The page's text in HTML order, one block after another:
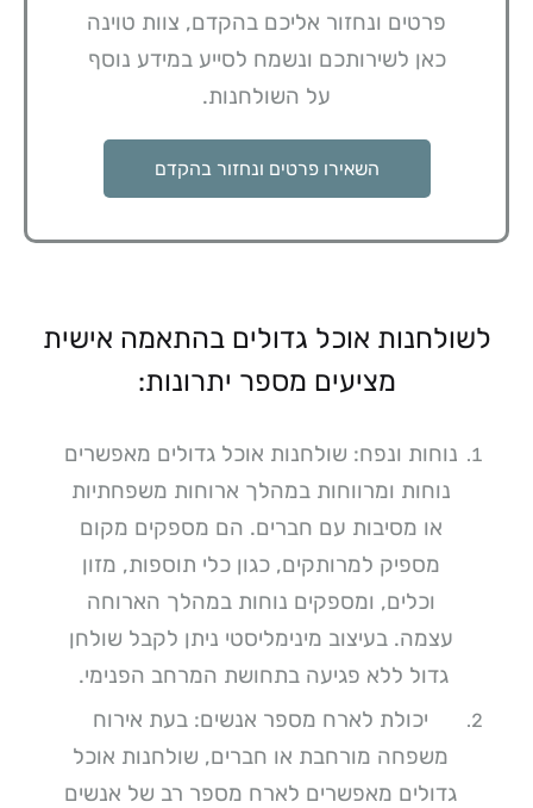
פרטים ונחזור אליכם בהקדם, צוות טוינה
כאן לשירותכם ונשמח לסייע במידע נוסף
על השולחנות.
השאירו פרטים ונחזור בהקדם
לשולחנות אוכל גדולים בהתאמה אישית
מציעים מספר יתרונות:
נוחות ונפח: שולחנות אוכל גדולים מאפשרים
נוחות ומרווחות במהלך ארוחות משפחתיות
או מסיבות עם חברים. הם מספקים מקום
מספיק למרותקים, כגון כלי תוספות, מזון
וכלים, ומספקים נוחות במהלך הארוחה
עצמה. בעיצוב מינימליסטי ניתן לקבל שולחן
גדול ללא פגיעה בתחושת המרחב הפנימי.
יכולת לארח מספר אנשים: בעת אירוח
משפחה מורחבת או חברים, שולחנות אוכל
גדולים מאפשרים לארח מספר רב של אנשים